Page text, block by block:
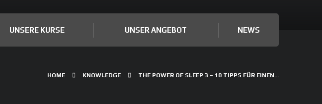
UNSERE KURSE UNSER ANGEBOT NEWS
HOME KNOWLEDGE THE POWER OF SLEEP 3 – 10 TIPPS FÜR EINEN...